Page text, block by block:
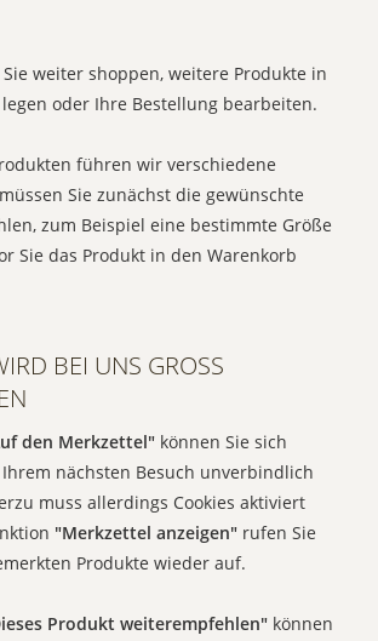
weiter shoppen, weitere Produkte in
oder Ihre Bestellung bearbeiten.
führen wir verschiedene
Sie zunächst die gewünschte
zum Beispiel eine bestimmte Größe
Sie das Produkt in den Warenkorb
BEI UNS GROSS G
den Merkzettel" können Sie sich
nächsten Besuch unverbindlich
muss allerdings Cookies aktiviert
"Merkzettel anzeigen" rufen Sie
Produkte wieder auf.
Produkt weiterempfehlen" können